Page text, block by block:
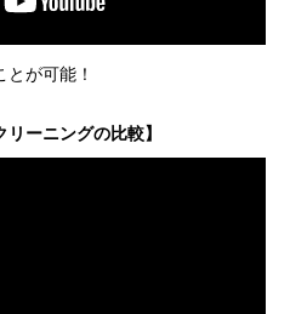
が可能！
リーニングの比較】